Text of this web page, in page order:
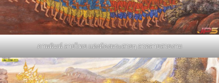
ภาพพิมพ์ ลายไทย แต่งห้องพระสวยๆ ลวดลายสวยงาม